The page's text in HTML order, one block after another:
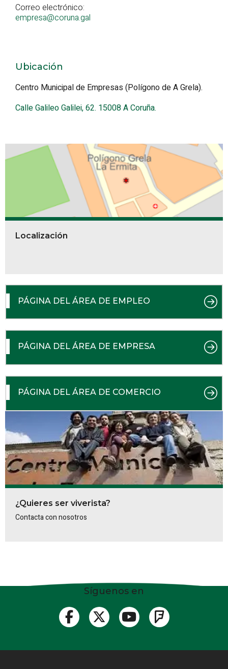
Correo electrónico:
empresa@coruna.gal
Ubicación
Centro Municipal de Empresas (Polígono de A Grela).
Calle Galileo Galilei, 62. 15008 A Coruña.
Localización
PÁGINA DEL ÁREA DE EMPLEO
PÁGINA DEL ÁREA DE EMPRESA
PÁGINA DEL ÁREA DE COMERCIO
¿Quieres ser viverista?
Contacta con nosotros
Síguenos en